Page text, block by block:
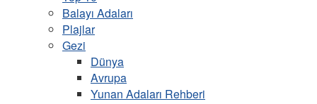
Balayı Adaları
Plajlar
Gezi
Dünya
Avrupa
Yunan Adaları Rehberi